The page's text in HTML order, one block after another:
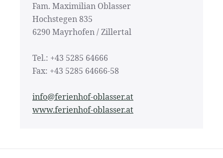
Fam. Maximilian Oblasser
Hochstegen 835
6290 Mayrhofen / Zillertal
Tel.: +43 5285 64666
Fax: +43 5285 64666-58
info@ferienhof-oblasser.at
www.ferienhof-oblasser.at